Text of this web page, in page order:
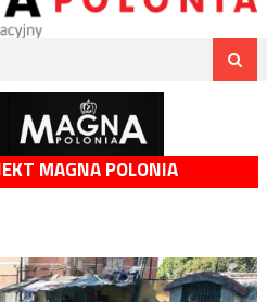
MAGNA POLONIA